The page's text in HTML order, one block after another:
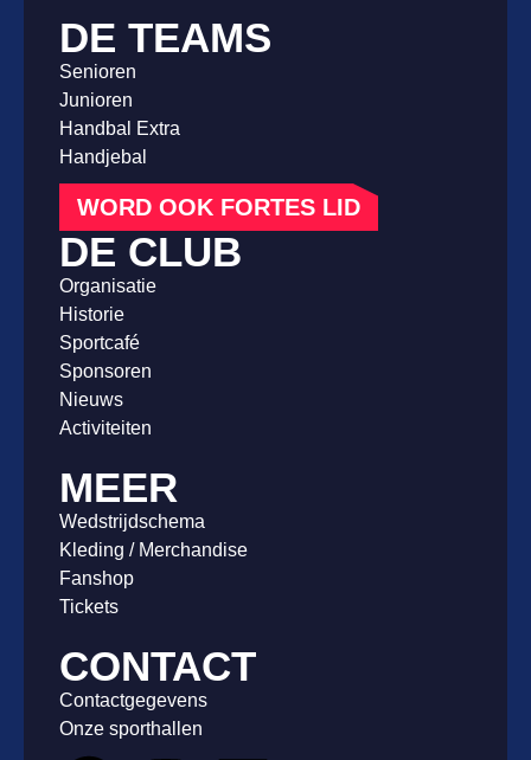
DE TEAMS
Senioren
Junioren
Handbal Extra
Handjebal
WORD OOK FORTES LID
DE CLUB
Organisatie
Historie
Sportcafé
Sponsoren
Nieuws
Activiteiten
MEER
Wedstrijdschema
Kleding / Merchandise
Fanshop
Tickets
CONTACT
Contactgegevens
Onze sporthallen